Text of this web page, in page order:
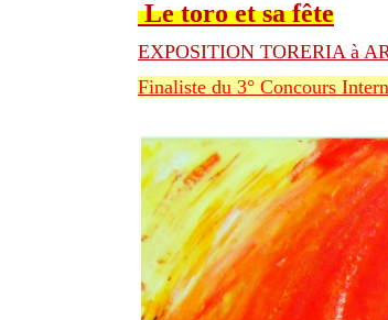
Le toro et sa fête
EXPOSITION TORERIA à
Finaliste du 3° Concours